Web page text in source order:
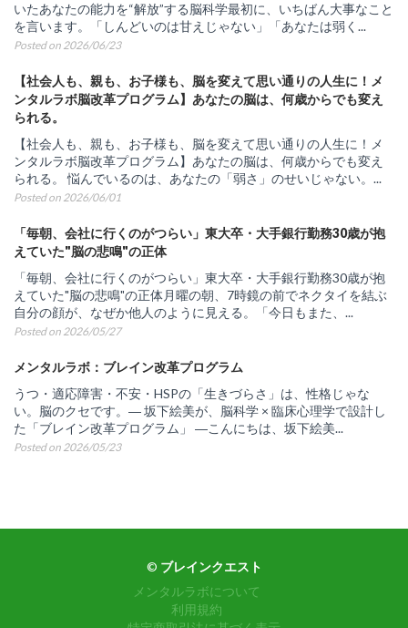
いたあなたの能力を“解放”する脳科学最初に、いちばん大事なこと
を言います。「しんどいのは甘えじゃない」「あなたは弱く...
Posted on 2026/06/23
【社会人も、親も、お子様も、脳を変えて思い通りの人生に！メ
ンタルラボ脳改革プログラム】あなたの脳は、何歳からでも変え
られる。
【社会人も、親も、お子様も、脳を変えて思い通りの人生に！メ
ンタルラボ脳改革プログラム】あなたの脳は、何歳からでも変え
られる。 悩んでいるのは、あなたの「弱さ」のせいじゃない。...
Posted on 2026/06/01
「毎朝、会社に行くのがつらい」東大卒・大手銀行勤務30歳が抱
えていた"脳の悲鳴"の正体
「毎朝、会社に行くのがつらい」東大卒・大手銀行勤務30歳が抱
えていた"脳の悲鳴"の正体月曜の朝、7時鏡の前でネクタイを結ぶ
自分の顔が、なぜか他人のように見える。「今日もまた、...
Posted on 2026/05/27
メンタルラボ：ブレイン改革プログラム
うつ・適応障害・不安・HSPの「生きづらさ」は、性格じゃな
い。脳のクセです。― 坂下絵美が、脳科学 × 臨床心理学で設計し
た「ブレイン改革プログラム」 ―こんにちは、坂下絵美...
Posted on 2026/05/23
© ブレインクエスト
メンタルラボについて
利用規約